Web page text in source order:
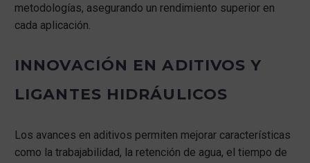
metodologías, asegurando un rendimiento superior en
cada aplicación.
INNOVACIÓN EN ADITIVOS Y
LIGANTES HIDRÁULICOS
Los avances en aditivos permiten mejorar características
como la trabajabilidad, la retención de agua, el tiempo de